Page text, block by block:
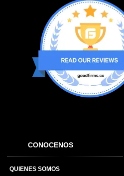
CONOCENOS
QUIENES SOMOS